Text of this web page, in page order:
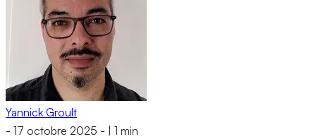
Yannick Groult
- 17 octobre 2025 - 1 min